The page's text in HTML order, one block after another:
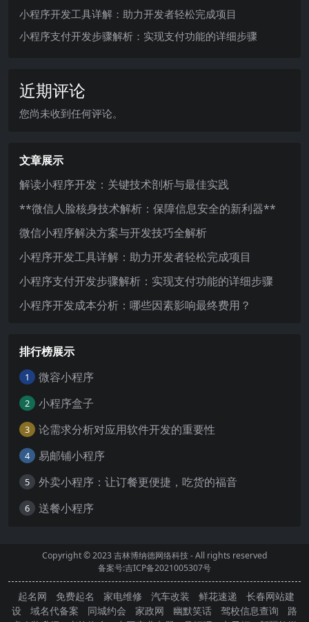
小程序开发工具详解：助力开发者轻松完成项目
小程序支付开发步骤解析：实现支付功能的详细步骤
近期评论
您尚未收到任何评论。
文章展示
解读小程序开发：关键技术剖析与最佳实践
**微信人脸核身技术解析：保障信息安全的新利器**
微信小程序解决方案与开发技巧全解析
小程序开发工具详解：助力开发者轻松完成项目
小程序支付开发步骤解析：实现支付功能的详细步骤
小程序开发成本分析：哪些因素影响最终费用？
排行榜展示
1 微容小程序
2 小程序盒子
3 论需求分析对应用软件开发的重要性
4 易邮铺小程序
5 外卖小程序：让订餐更便捷，吃货的福音
6 送餐小程序
Copyright © 2023吉林博纳德网络科技- All rights reserved
备案号:吉ICP备2021005307号
起名网 免费起名 家电维修 汽车改装 鲜花速递
长春网站建
设
域名代备案 同城约会 家政网 幽默笑话 驾校信息查询
路